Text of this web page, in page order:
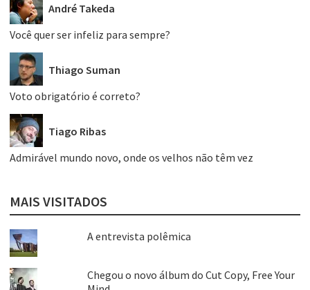
André Takeda
Você quer ser infeliz para sempre?
Thiago Suman
Voto obrigatório é correto?
Tiago Ribas
Admirável mundo novo, onde os velhos não têm vez
MAIS VISITADOS
A entrevista polêmica
Chegou o novo álbum do Cut Copy, Free Your